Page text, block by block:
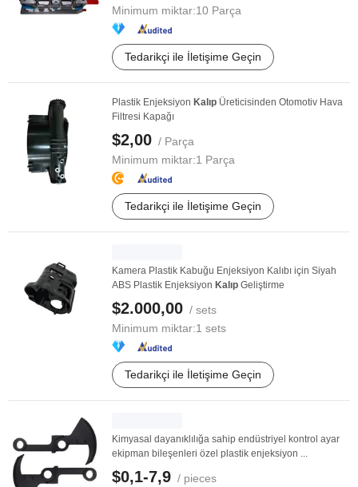
Minimum miktar:10 Parça
Tedarikçi ile İletişime Geçin
Plastik Enjeksiyon Kalıp Üreticisinden Otomotiv Hava
Filtresi Kapağı
$2,00 / Parça
Minimum miktar:1 Parça
Tedarikçi ile İletişime Geçin
Kamera Plastik Kabuğu Enjeksiyon Kalıbı için Siyah
ABS Plastik Enjeksiyon Kalıp Geliştirme
$2.000,00 / sets
Minimum miktar:1 sets
Tedarikçi ile İletişime Geçin
Kimyasal dayanıklılığa sahip endüstriyel kontrol ayar
ekipman bileşenleri özel plastik enjeksiyon ...
$0,1-7,9 / pieces